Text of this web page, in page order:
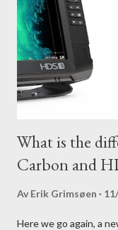
What is the
Carbon and
Av Erik Grimsøen
Here we go again, a